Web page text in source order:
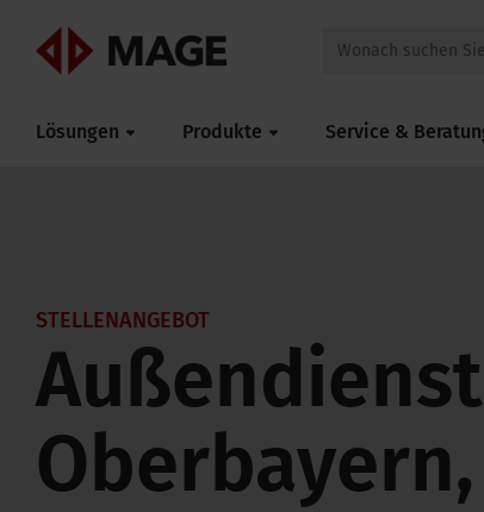
Mageroof
Lösungen Produkte Service &
STELLENANGEBOT